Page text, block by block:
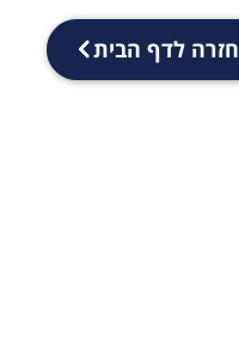
חזרה לדף הבית